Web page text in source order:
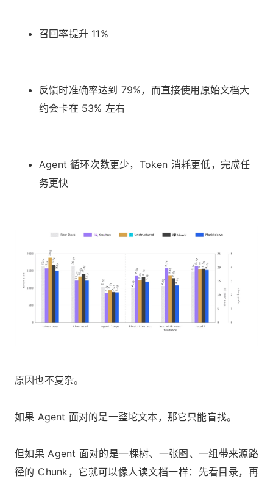
召回率提升 11%
反馈时准确率达到 79%，而直接使用原始文档大
约会卡在 53% 左右
Agent 循环次数更少，Token 消耗更低，完成任
务更快
原因也不复杂。
如果 Agent 面对的是一整坨文本，那它只能盲找。
但如果 Agent 面对的是一棵树、一张图、一组带来源路
径的 Chunk，它就可以像人读文档一样：先看目录，再